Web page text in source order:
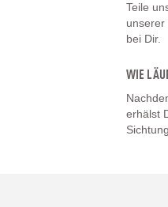
Teile
unserer
bei Dir.
WIE
erhälst